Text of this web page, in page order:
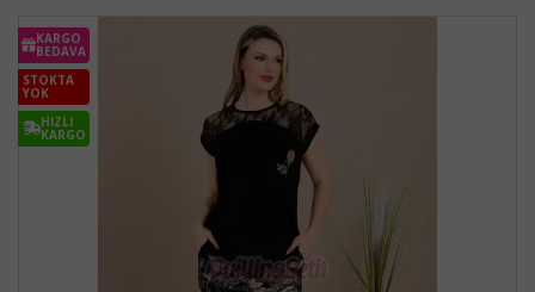
KARGO
BEDAVA
STOKTA
YOK
HIZLI
KARGO